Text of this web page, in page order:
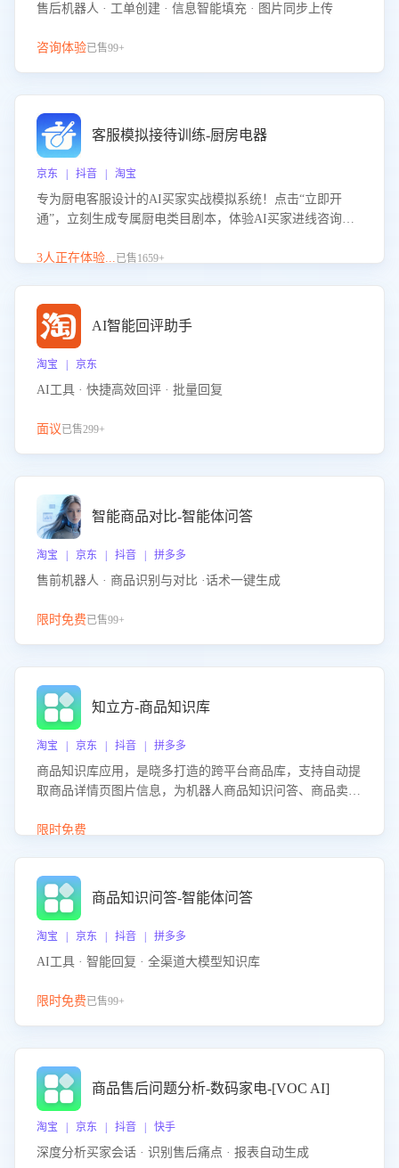
售后机器人 · 工单创建 · 信息智能填充 · 图片同步上传
咨询体验已售99+
客服模拟接待训练-厨房电器
京东 | 抖音 | 淘宝
专为厨电客服设计的AI买家实战模拟系统！点击“立即开
通”，立刻生成专属厨电类目剧本，体验AI买家进线咨询真
实场景应对技巧！
3人正在体验...已售1659+
AI智能回评助手
淘宝 | 京东
AI工具 · 快捷高效回评 · 批量回复
面议已售299+
智能商品对比-智能体问答
淘宝 | 京东 | 抖音 | 拼多多
售前机器人 · 商品识别与对比 ·话术一键生成
限时免费已售99+
知立方-商品知识库
淘宝 | 京东 | 抖音 | 拼多多
商品知识库应用，是晓多打造的跨平台商品库，支持自动提
取商品详情页图片信息，为机器人商品知识问答、商品卖点
限时免费
商品知识问答-智能体问答
淘宝 | 京东 | 抖音 | 拼多多
AI工具 · 智能回复 · 全渠道大模型知识库
限时免费已售99+
商品售后问题分析-数码家电-[VOC AI]
淘宝 | 京东 | 抖音 | 快手
深度分析买家会话 · 识别售后痛点 · 报表自动生成